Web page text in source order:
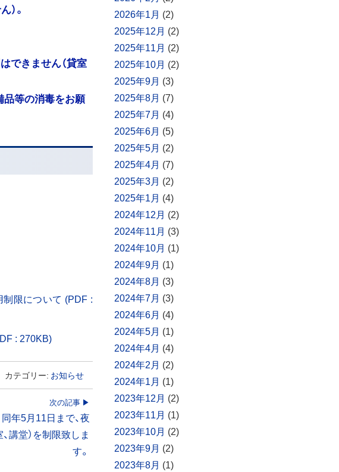
）。
できません（貸室
品等の消毒をお願
限について (PDF :
: 270KB)
ウ
ィ
ド
ウ
で
開
カテゴリー: お知らせ
次の記事
年5月11日まで、夜
講堂）を制限致しま
す。
2026年1月 (2)
2025年12月 (2)
2025年11月 (2)
2025年10月 (2)
2025年9月 (3)
2025年8月 (7)
2025年7月 (4)
2025年6月 (5)
2025年5月 (2)
2025年4月 (7)
2025年3月 (2)
2025年1月 (4)
2024年12月 (2)
2024年11月 (3)
2024年10月 (1)
2024年9月 (1)
2024年8月 (3)
2024年7月 (3)
2024年6月 (4)
2024年5月 (1)
2024年4月 (4)
2024年2月 (2)
2024年1月 (1)
2023年12月 (2)
2023年11月 (1)
2023年10月 (2)
2023年9月 (2)
2023年8月 (1)